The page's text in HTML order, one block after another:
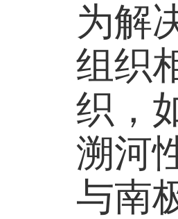
为解
组织
织，
溯河
与南